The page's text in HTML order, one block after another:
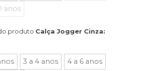
anos
produto Calça Jogger Cinza:
3 a 4 anos
4 a 6 anos